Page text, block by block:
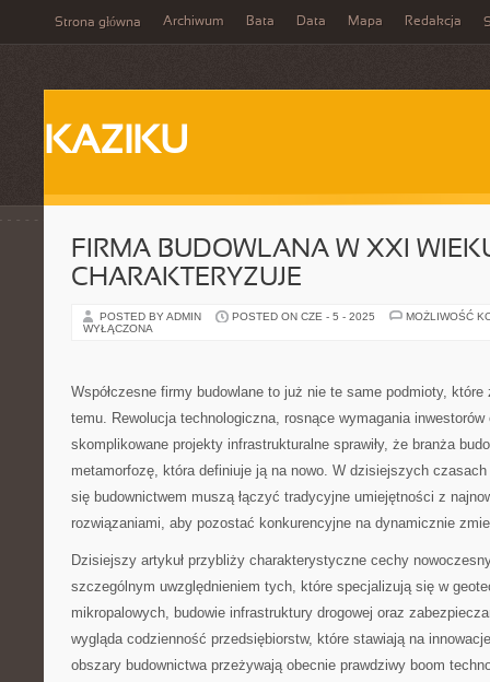
Strona główna Archiwum Bata Data Mapa Redakcja
KAZIKU
FIRMA BUDOWLANA W XXI
CHARAKTERYZUJE
POSTED BY ADMIN POSTED ON CZE - 5 - 2025
MOŻLIWOŚĆ
WYŁĄCZONA
Współczesne firmy budowlane to już nie te same podmioty,
temu. Rewolucja technologiczna, rosnące wymagania
skomplikowane projekty infrastrukturalne sprawiły, że branża
metamorfozę, która definiuje ją na nowo. W dzisiejszych
się budownictwem muszą łączyć tradycyjne umiejętności z
rozwiązaniami, aby pozostać konkurencyjne na dynamicznie
Dzisiejszy artykuł przybliży charakterystyczne cechy
szczególnym uwzględnieniem tych, które specjalizują się w
mikropalowych, budowie infrastruktury drogowej oraz
wygląda codzienność przedsiębiorstw, które stawiają na
obszary budownictwa przeżywają obecnie prawdziwy boom